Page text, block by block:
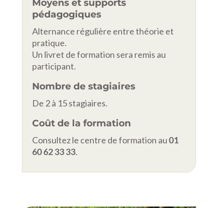
Moyens et supports
pédagogiques
Alternance régulière entre théorie et
pratique.
Un livret de formation sera remis au
participant.
Nombre de stagiaires
De 2 à 15 stagiaires.
Coût de la formation
Consultez le centre de formation au01
60 62 33 33.